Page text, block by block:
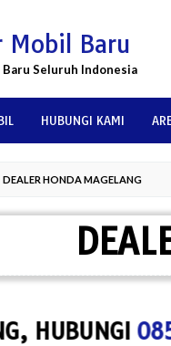
Mobil Baru
Seluruh Indonesia
HUBUNGI KAMI
DEALER HONDA MAGELANG
0857-